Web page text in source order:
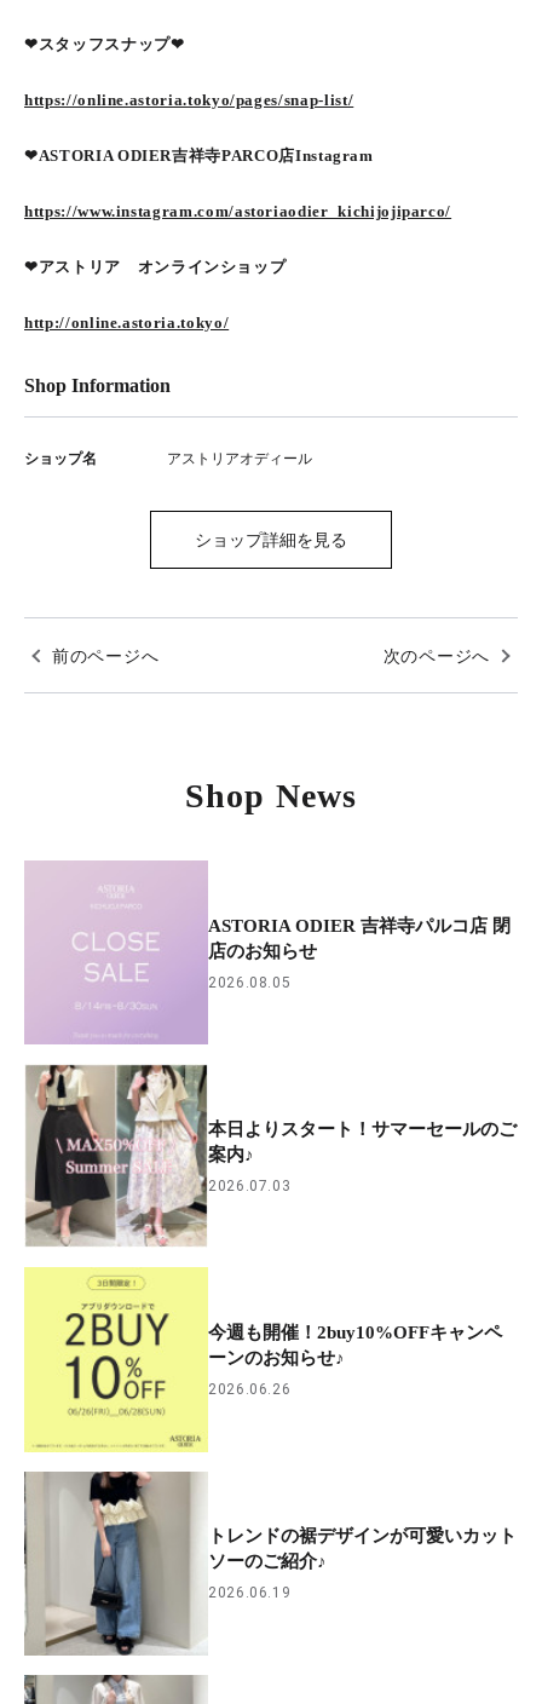
❤︎スタッフスナップ❤︎
https://online.astoria.tokyo/pages/snap-list/
❤︎ASTORIA ODIER吉祥寺PARCO店Instagram
https://www.instagram.com/astoriaodier_kichijojiparco/
❤︎アストリア オンラインショップ
http://online.astoria.tokyo/
Shop Information
ショップ名 アストリアオディール
ショップ詳細を見る
前のページへ 次のページへ
Shop News
ASTORIA ODIER 吉祥寺パルコ店 閉
店のお知らせ
2026.08.05
本日よりスタート！サマーセールのご
案内♪
2026.07.03
今週も開催！2buy10%OFFキャンペ
ーンのお知らせ♪
2026.06.26
トレンドの裾デザインが可愛いカット
ソーのご紹介♪
2026.06.19